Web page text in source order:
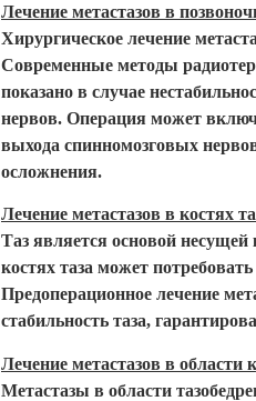
Лечение метастазов в
Хирургическое лечение
Современные методы
показано в случае
нервов. Операция может
выхода спинномозговых
осложнения.
Лечение метастазов в костях
Таз является основой несущей
костях таза может
Предоперационное лечение
стабильность таза,
Лечение метастазов в области
Метастазы в области